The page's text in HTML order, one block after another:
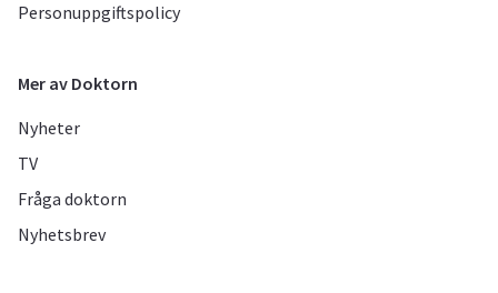
Personuppgiftspolicy
Mer av Doktorn
Nyheter
TV
Fråga doktorn
Nyhetsbrev